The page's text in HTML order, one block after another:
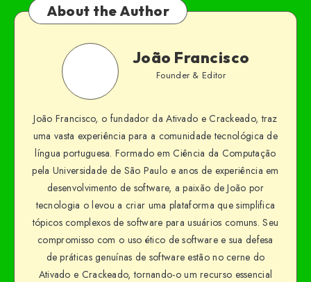
About the Author
João Francisco
Founder & Editor
João Francisco, o fundador da Ativado e Crackeado, traz
uma vasta experiência para a comunidade tecnológica de
língua portuguesa. Formado em Ciência da Computação
pela Universidade de São Paulo e anos de experiência em
desenvolvimento de software, a paixão de João por
tecnologia o levou a criar uma plataforma que simplifica
tópicos complexos de software para usuários comuns. Seu
compromisso com o uso ético de software e sua defesa
de práticas genuínas de software estão no cerne do
Ativado e Crackeado, tornando-o um recurso essencial